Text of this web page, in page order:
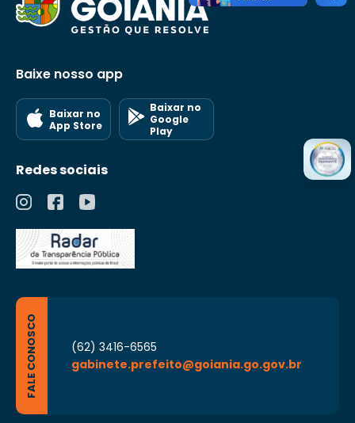
Baixe nosso app
Baixar no
App Store
Baixar no
Google
Play
Redes sociais
FALE CONOSCO
(62) 3416-6565
gabinete.prefeito@goiania.go.gov.br